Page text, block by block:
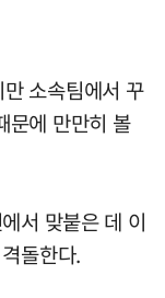
소속팀에서 꾸
문에 만만히 볼
서 맞붙은 데 이
돌한다.